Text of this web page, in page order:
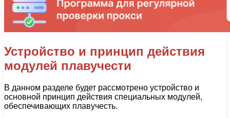
Устройство и принцип действия
модулей плавучести
В данном разделе будет рассмотрено устройство и
основной принцип действия специальных модулей,
обеспечивающих плавучесть.